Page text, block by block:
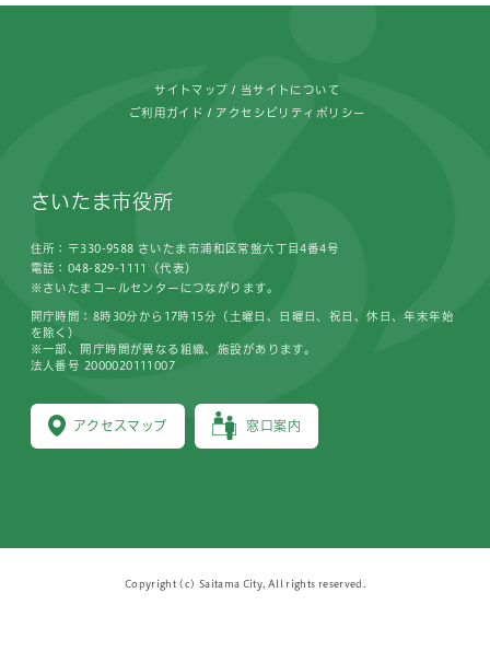
サイトマップ 当サイトについて
ご利用ガイド アクセシビリティポリシー
さいたま市役所
住所：〒330-9588 さいたま市浦和区常盤六丁目4番4号
電話：048-829-1111（代表）
※さいたまコールセンターにつながります。
アクセスマップ 窓口案内
開庁時間：8時30分から17時15分（土曜日、日曜日、祝日、休日、年末年始
を除く）
※一部、開庁時間が異なる組織、施設があります。
法人番号 2000020111007
Copyright (c) Saitama City, All rights reserved.